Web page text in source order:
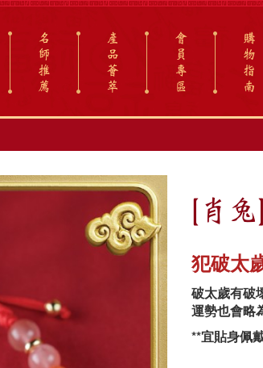
名
師
推
薦
產
品
薈
萃
會
員
專
區
購
物
指
南
[肖
犯破太
破太歲有破
運勢也會略
**宜貼身佩